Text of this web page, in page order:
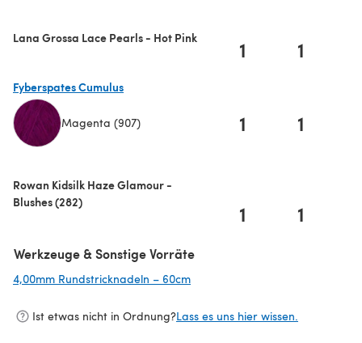
Lana Grossa Lace Pearls - Hot Pink 1 1
Fyberspates Cumulus
Magenta (907) 1 1
Rowan Kidsilk Haze Glamour -
Blushes (282)
1 1
Werkzeuge & Sonstige Vorräte
4,00mm Rundstricknadeln – 60cm
Ist etwas nicht in Ordnung?Lass es uns hier wissen.